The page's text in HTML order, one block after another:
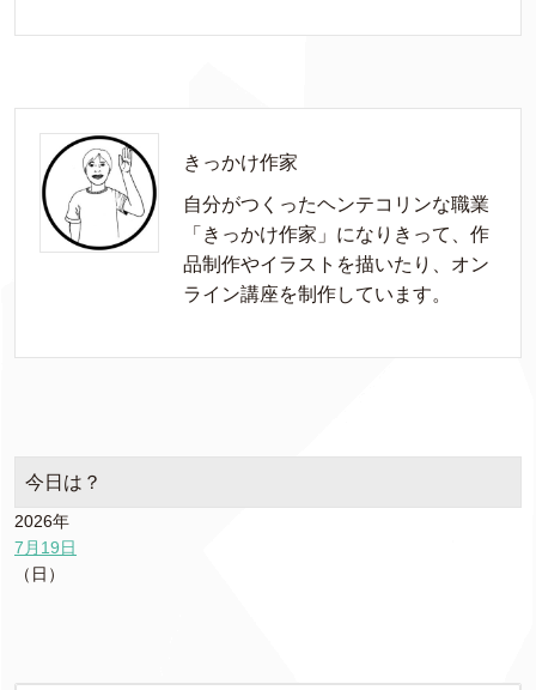
きっかけ作家
自分がつくったヘンテコリンな職業
「きっかけ作家」になりきって、作
品制作やイラストを描いたり、オン
ライン講座を制作しています。
今日は？
2026年
7月19日
（日）